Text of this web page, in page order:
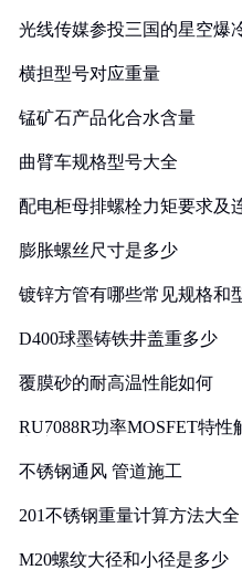
光线传媒参投三国的星空爆
横担型号对应重量
锰矿石产品化合水含量
曲臂车规格型号大全
配电柜母排螺栓力矩要求及
膨胀螺丝尺寸是多少
镀锌方管有哪些常见规格和
D400球墨铸铁井盖重多少
覆膜砂的耐高温性能如何
RU7088R功率MOSFET特
不锈钢通风 管道施工
201不锈钢重量计算方法大全
M20螺纹大径和小径是多少